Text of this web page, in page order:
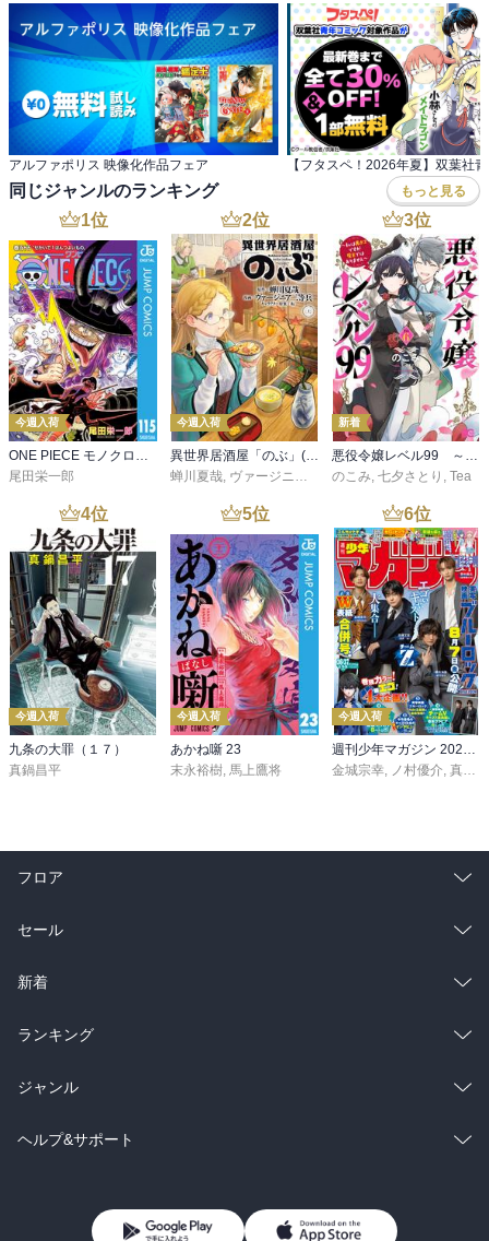
アルファポリス 映像化作品フェア
同じジャンルのランキング もっと見る
1位
今週入荷
ONE PIECE モノクロ版 115
尾田栄一郎
2位
今週入荷
異世界居酒屋「のぶ」(22)
蝉川夏哉, ヴァージニア二等兵 ,転
3位
新着
悪役令嬢レベル99 ～私は裏ボスですが魔王ではありません～ その６
のこみ, 七夕さとり , Tea
4位
今週入荷
九条の大罪（１７）
真鍋昌平
5位
今週入荷
あかね噺 23
末永裕樹, 馬上鷹将
6位
今週入荷
週刊少年マガジン 2026年36・37号[2026年8月5日発売]
金城宗幸, ノ村優介, 真島ヒロ
フロア
総合
ラノベ
雑誌・グラビア
BL・TL
セール
総合
ラノベ
雑誌・グラビア
BL・TL
新着
総合
ラノベ
雑誌・グラビア
ランキング
総合
ラノベ
ジャンル
コミック
ヘルプ&サポート